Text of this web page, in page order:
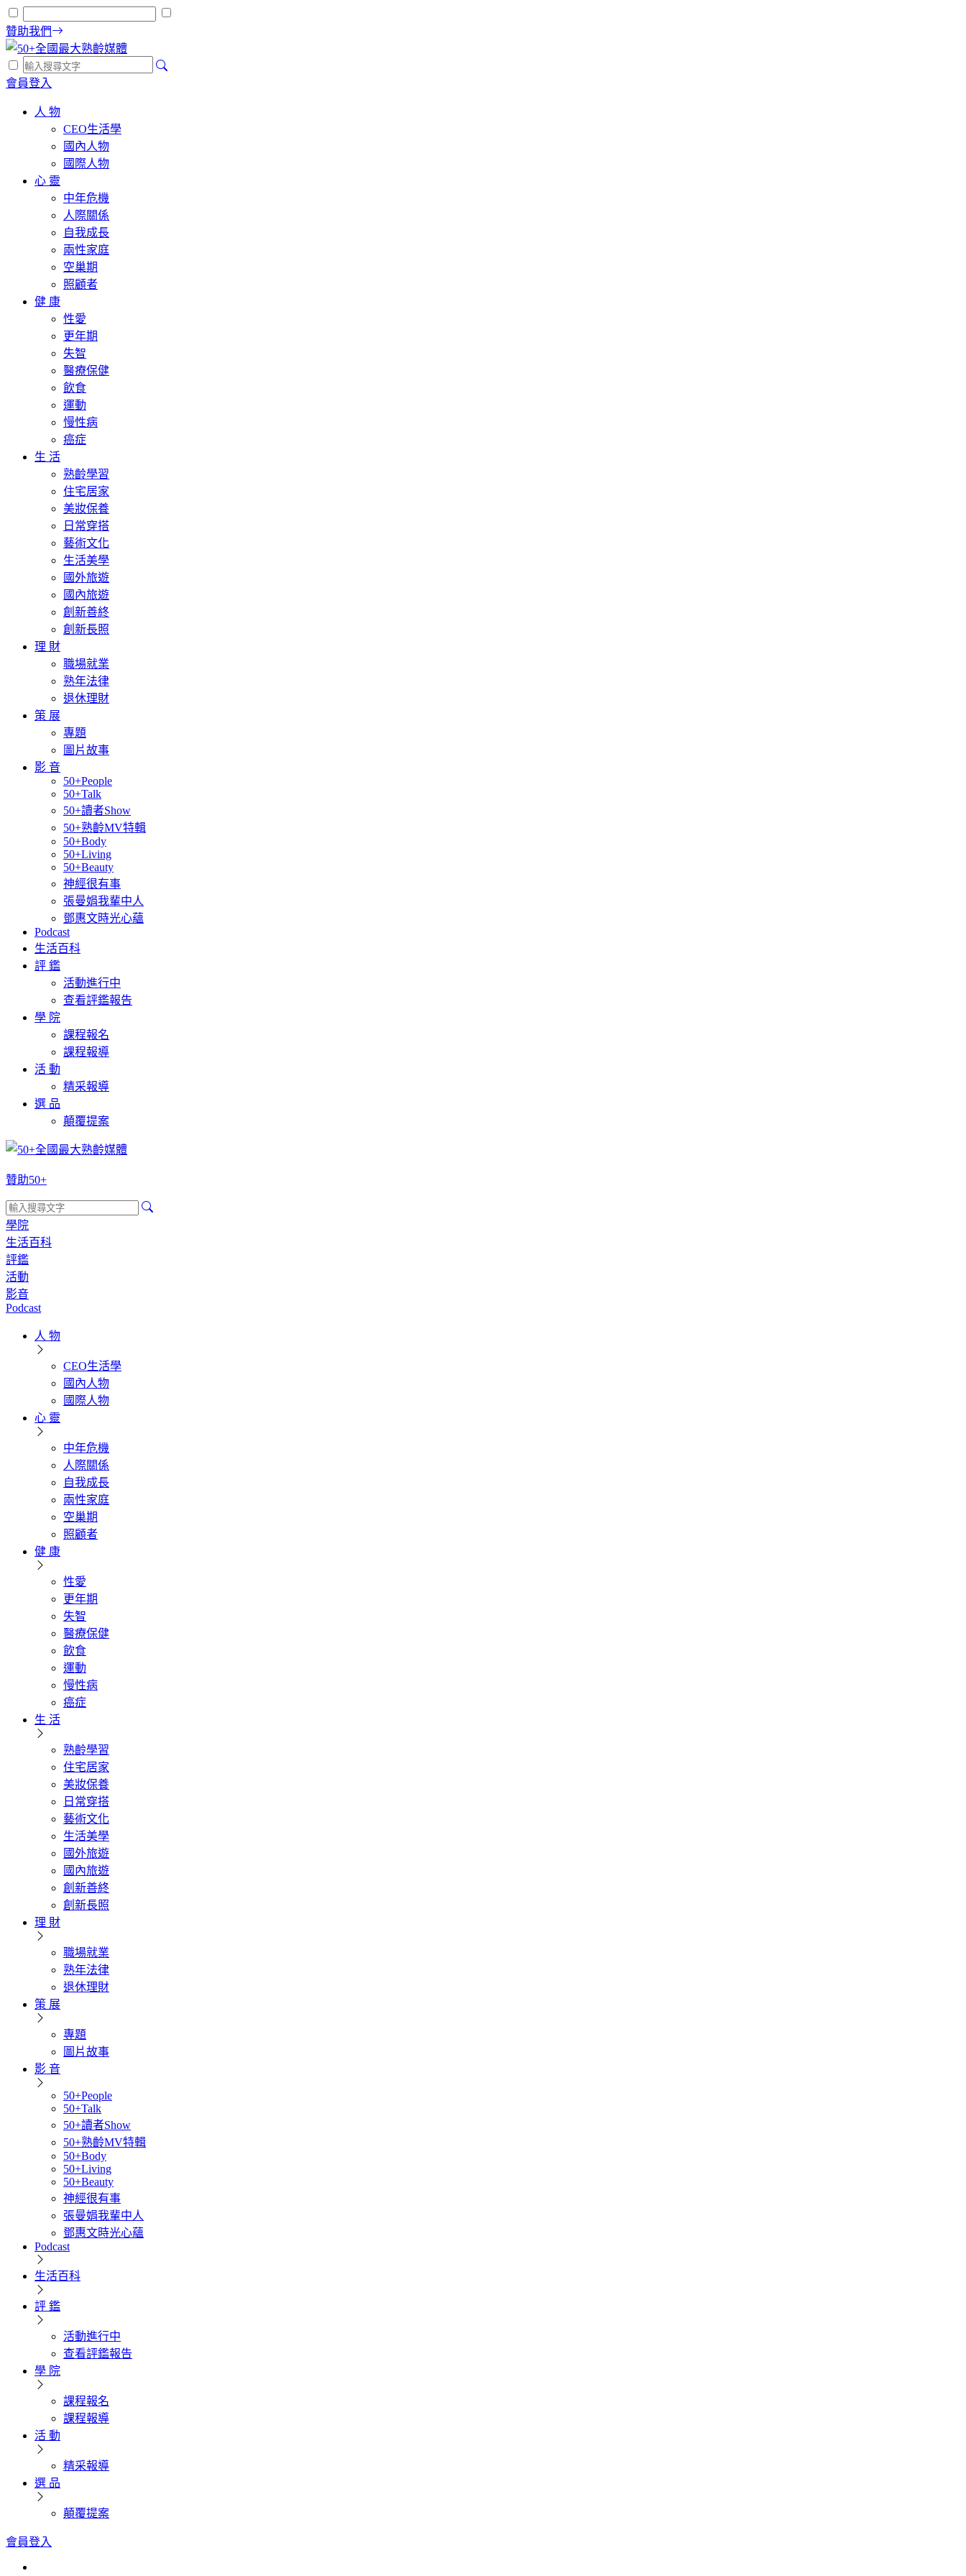
贊助我們
會員登入
人 物
CEO生活學
國內人物
國際人物
心 靈
中年危機
人際關係
自我成長
兩性家庭
空巢期
照顧者
健 康
性愛
更年期
失智
醫療保健
飲食
運動
慢性病
癌症
生 活
熟齡學習
住宅居家
美妝保養
日常穿搭
藝術文化
生活美學
國外旅遊
國內旅遊
創新善終
創新長照
理 財
職場就業
熟年法律
退休理財
策 展
專題
圖片故事
影 音
50+People
50+Talk
50+讀者Show
50+熟齡MV特輯
50+Body
50+Living
50+Beauty
神經很有事
張曼娟我輩中人
鄧惠文時光心蘊
Podcast
生活百科
評 鑑
活動進行中
查看評鑑報告
學 院
課程報名
課程報導
活 動
精采報導
選 品
顛覆提案
贊助50+
學院
生活百科
評鑑
活動
影音
Podcast
人 物
CEO生活學
國內人物
國際人物
心 靈
中年危機
人際關係
自我成長
兩性家庭
空巢期
照顧者
健 康
性愛
更年期
失智
醫療保健
飲食
運動
慢性病
癌症
生 活
熟齡學習
住宅居家
美妝保養
日常穿搭
藝術文化
生活美學
國外旅遊
國內旅遊
創新善終
創新長照
理 財
職場就業
熟年法律
退休理財
策 展
專題
圖片故事
影 音
50+People
50+Talk
50+讀者Show
50+熟齡MV特輯
50+Body
50+Living
50+Beauty
神經很有事
張曼娟我輩中人
鄧惠文時光心蘊
Podcast
生活百科
評 鑑
活動進行中
查看評鑑報告
學 院
課程報名
課程報導
活 動
精采報導
選 品
顛覆提案
會員登入